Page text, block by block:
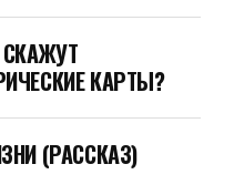
КАРТЫ?
(РАССКАЗ)